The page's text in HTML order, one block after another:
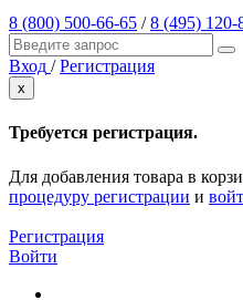
8 (800) 500-66-65 /8 (495) 120-
Вход / Регистрация
x
Требуется регистрация.
Для добавления товара в
процедуру регистрации и
Регистрация
Войти